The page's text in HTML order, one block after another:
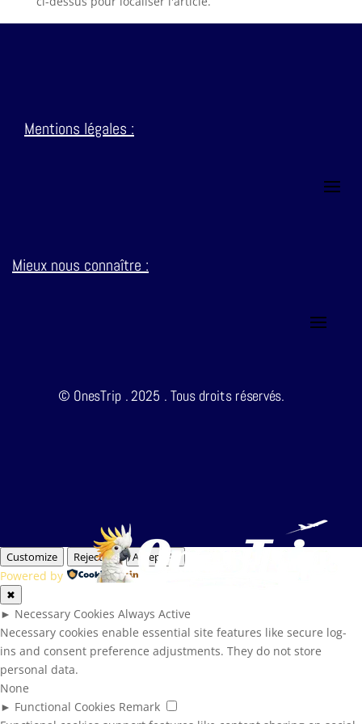
Mentions légales :
Mieux nous connaître :
© OnesTrip . 2025 . Tous droits réservés.
Customize Reject All Accept All
Powered by
✖
► Necessary Cookies Always Active
Necessary cookies enable essential site features like secure log-
ins and consent preference adjustments. They do not store
personal data.
None
► Functional Cookies Remark